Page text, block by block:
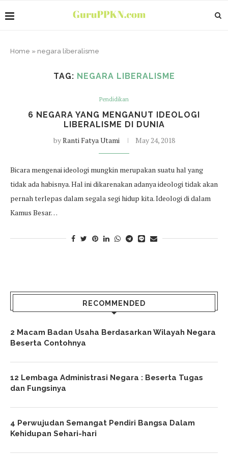
Home » negara liberalisme
TAG: NEGARA LIBERALISME
Pendidikan
6 NEGARA YANG MENGANUT IDEOLOGI
LIBERALISME DI DUNIA
byRanti Fatya Utami May 24, 2018
Bicara mengenai ideologi mungkin merupakan suatu hal yang
tidak ada habisnya. Hal ini dikarenakan adanya ideologi tidak akan
pernah terlepas dalam segala segi hidup kita. Ideologi di dalam
Kamus Besar…
RECOMMENDED
2 Macam Badan Usaha Berdasarkan Wilayah Negara
Beserta Contohnya
12 Lembaga Administrasi Negara : Beserta Tugas
dan Fungsinya
4 Perwujudan Semangat Pendiri Bangsa Dalam
Kehidupan Sehari-hari